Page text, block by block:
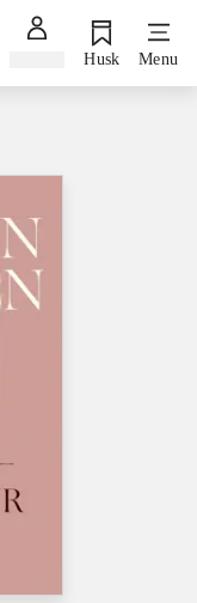
Husk Menu